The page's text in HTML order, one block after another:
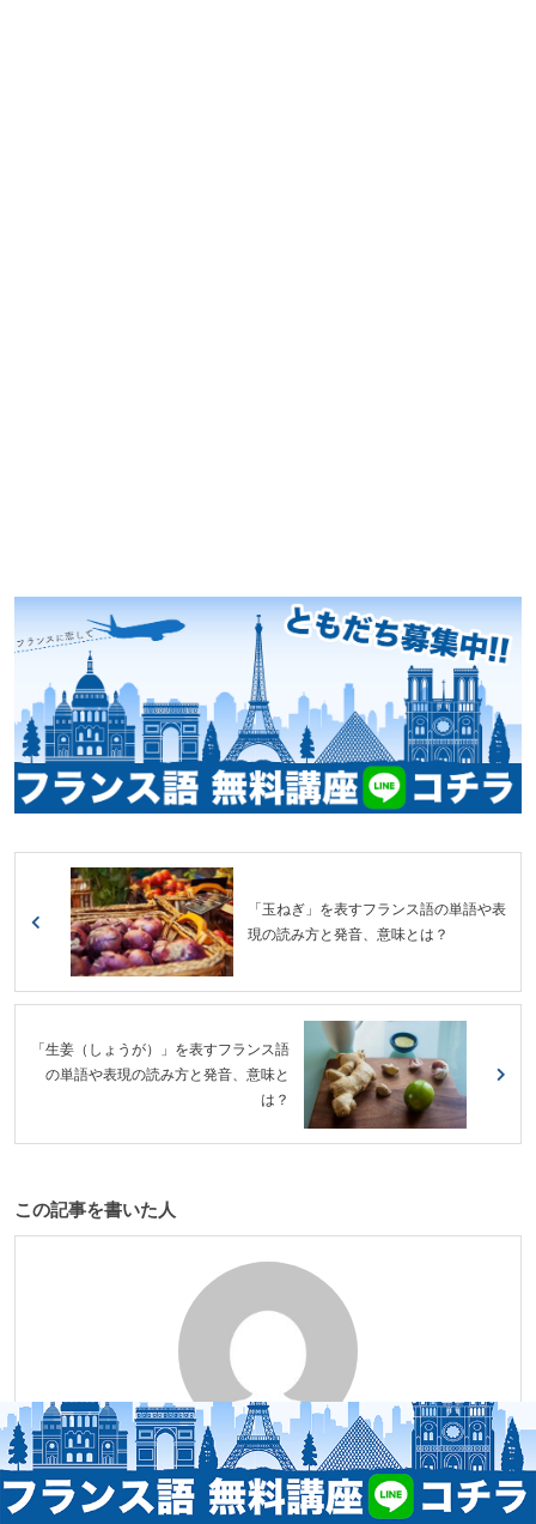
「玉ねぎ」を表すフランス語の単語や表
現の読み方と発音、意味とは？
「生姜（しょうが）」を表すフランス語
の単語や表現の読み方と発音、意味と
は？
この記事を書いた人
個人事業
french-media